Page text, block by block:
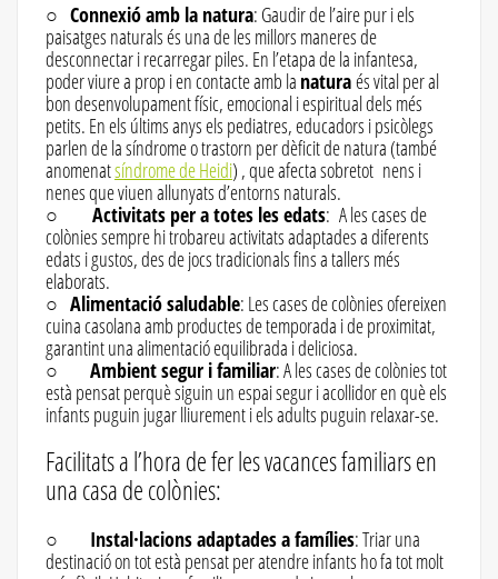
○ Connexió amb la natura: Gaudir de l’aire pur i els
paisatges naturals és una de les millors maneres de
desconnectar i recarregar piles. En l’etapa de la infantesa,
poder viure a prop i en contacte amb la naturaés vital per al
bon desenvolupament físic, emocional i espiritual dels més
petits. En els últims anys els pediatres, educadors i psicòlegs
parlen de la síndrome o trastorn per dèficit de natura (també
anomenatsíndrome de Heidi) , que afecta sobretot nens i
nenes que viuen allunyats d’entorns naturals.
○ Activitats per a totes les edats: A les cases de
colònies sempre hi trobareu activitats adaptades a diferents
edats i gustos, des de jocs tradicionals fins a tallers més
elaborats.
○ Alimentació saludable: Les cases de colònies ofereixen
cuina casolana amb productes de temporada i de proximitat,
garantint una alimentació equilibrada i deliciosa.
○
Ambient segur i familiar: A les cases de colònies tot
està pensat perquè siguin un espai segur i acollidor en què els
infants puguin jugar lliurement i els adults puguin relaxar-se.
Facilitats a l’hora de fer les vacances familiars en
una casa de colònies:
○ Instal·lacions adaptades a famílies: Triar una
destinació on tot està pensat per atendre infants ho fa tot molt